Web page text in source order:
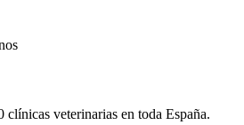
clínicas veterinarias en toda España.